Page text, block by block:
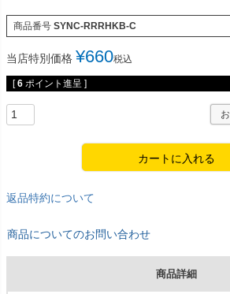
商品番号 SYNC-RRRHKB-C
当店特別価格 ¥660税込
[ 6 ポイント進呈 ]
カートに入れる
返品特約について
商品についてのお問い合わせ
商品詳細